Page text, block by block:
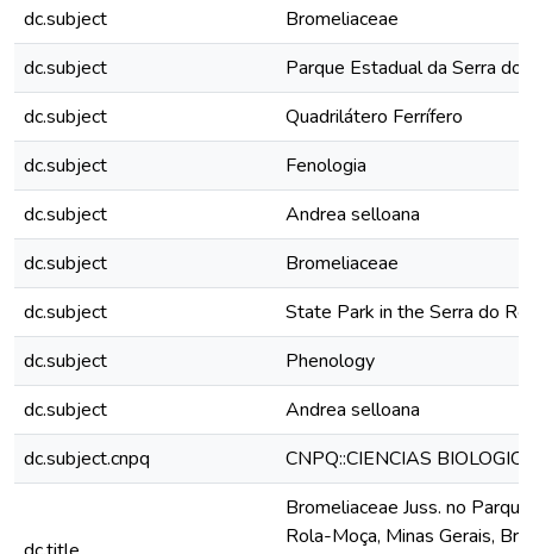
dc.subject
Bromeliaceae
dc.subject
Parque Estadual da Serra do
dc.subject
Quadrilátero Ferrífero
dc.subject
Fenologia
dc.subject
Andrea selloana
dc.subject
Bromeliaceae
dc.subject
State Park in the Serra do
dc.subject
Phenology
dc.subject
Andrea selloana
dc.subject.cnpq
CNPQ::CIENCIAS
Bromeliaceae Juss. no
Rola-Moça, Minas Gerais,